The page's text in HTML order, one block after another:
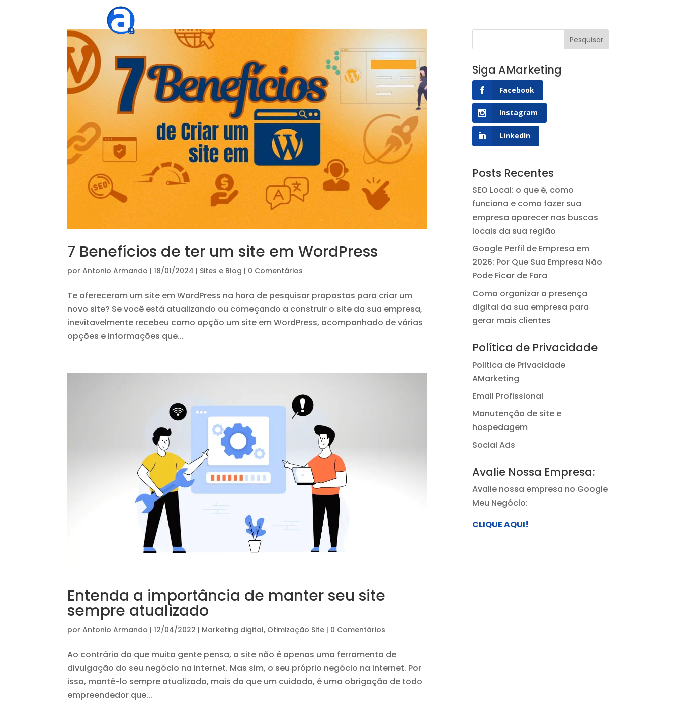
Blog AMarketing
7 Benefícios de ter um site em WordPress
porAntonio Armando |18/01/2024 | Sites e Blog | 0 Comentários
Te ofereceram um site em WordPress na hora de pesquisar propostas para criar um
novo site? Se você está atualizando ou começando a construir o site da sua empresa,
inevitavelmente recebeu como opção um site em WordPress, acompanhado de várias
opções e informações que...
Entenda a importância de manter seu site
sempre atualizado
porAntonio Armando |12/04/2022 | Marketing digital, Otimização Site | 0 Comentários
Ao contrário do que muita gente pensa, o site não é apenas uma ferramenta de
divulgação do seu negócio na internet. Mas sim, o seu próprio negócio na internet. Por
isso, mantê-lo sempre atualizado, mais do que um cuidado, é uma obrigação de todo
empreendedor que...
Siga AMarketing
Facebook
Instagram
LinkedIn
Posts Recentes
SEO Local: o que é, como
funciona e como fazer sua
empresa aparecer nas buscas
locais da sua região
Google Perfil de Empresa em
2026: Por Que Sua Empresa Não
Pode Ficar de Fora
Como organizar a presença
digital da sua empresa para
gerar mais clientes
Política de Privacidade
Politica de Privacidade
AMarketing
Email Profissional
Manutenção de site e
hospedagem
Social Ads
Avalie Nossa Empresa:
Avalie nossa empresa no Google
Meu Negócio:
CLIQUE AQUI!